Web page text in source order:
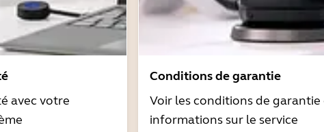
avec votre
Conditions de garantie
Voir les conditions de garantie
informations sur le service